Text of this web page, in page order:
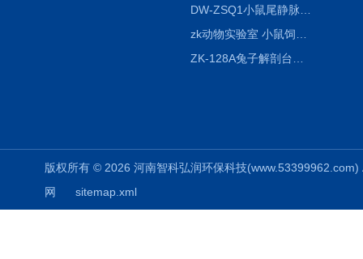
版权所有 © 2026 河南智科弘润环保科技
网
sitemap.xml